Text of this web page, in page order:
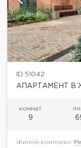
ID 51042
АПАРТАМЕНТ В
комнат
9
Жилой комплекс: